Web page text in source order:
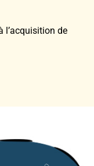
l’acquisition de